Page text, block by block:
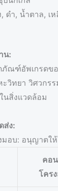
ดำ, น้ำตาล, เห
น:
ณฑ์อัพเกรดข
วิทยา วิศวกร
นสิ่งแวดล้อม
ส่ง:
มอบ: อนุญาต
คอ
โคร